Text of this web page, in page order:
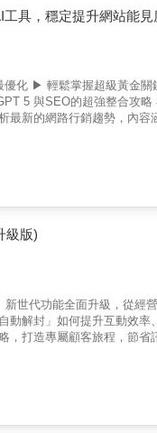
形象、面對挫折心態及轉
直播世界裡一步登天。它
，而是一場「共感」。當
有人願意看嗎？」那時候
過沒有觀眾的冷場，也
：「直播是不是很簡單
播，既不簡單，也不困
適用對象我寫這本書的用
創作者，對直播充滿好奇
：打好地基（心態）。
驟都環環相扣，確保建築
是一個與視頻相關機構，
：設備、話術、爆品、互
把精準的導航儀，不僅告
變現與長久品牌（策略與
具，穩定提升網站能見
優化 ▶ 輕鬆掌握超級黃金
5 與SEO的超強整合攻略
新的網路行銷趨勢，內
整合應用，協助讀者快速
路行銷【本書內容】在數
網路行銷趨勢，內容涵蓋
逐步示範如何以Gemini
，包括模型切換、語音模
robots.txt建議生成，完
與企業不可或缺的操作指
級版)
世代功能全面升級，從經
動解封」如何提升互動效
打造專屬顧客旅程，節省
快速上手！ 【行銷心法】
眾+AI文案工具、抽獎自動
貼文串：讓店家資訊擴散